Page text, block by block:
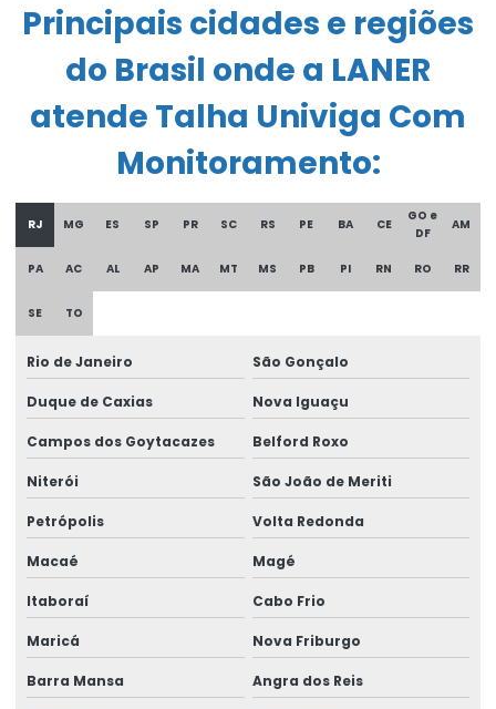
Comprar Talha Fixa Aço Carbono
Comprar Talha Nova Para Elevação Industrial
Controle remoto para ponte rolante
Corrente Para Talha Elétrica Até 9 Metros
Cortina de cabo ponte rolante
Curso De Reciclagem Para Operadores De Talhas
Discos de freios ponte rolante multimarcas
Distribuidor autorizado swf krantechnik brasil
Empresa especializada em manutenção de ponte rolante
Empresa de ponte rolante
Empresas de barramento blindado
Empresas de manutenção em ponte rolante
Equipamento Para Elevação De Cargas Até 250 Toneladas
Equipamentos swf krantechnik brasil
Especialista Em Manutenção De Cargas
Principais cidades e regiões
do Brasil onde a LANER
atende Talha Univiga Com
Monitoramento:
RJ MG ES SP PR SC RS PE BA CE
GO e
DF
AM
PA AC AL AP MA MT MS PB PI RN RO RR
SE TO
Rio de Janeiro São Gonçalo
Duque de Caxias Nova Iguaçu
Campos dos Goytacazes Belford Roxo
Niterói São João de Meriti
Petrópolis Volta Redonda
Macaé Magé
Itaboraí Cabo Frio
Maricá Nova Friburgo
Barra Mansa Angra dos Reis